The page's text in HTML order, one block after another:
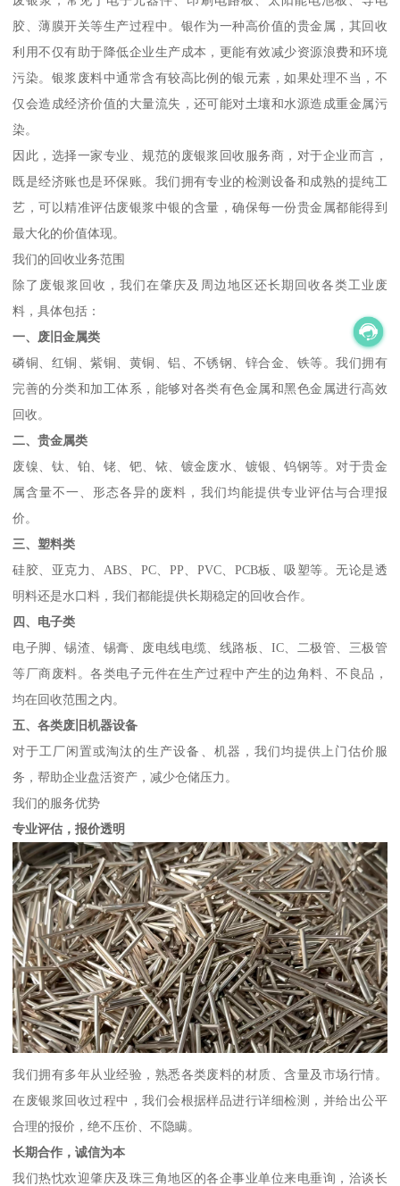
胶、薄膜开关等生产过程中。银作为一种高价值的贵金属，其回收
利用不仅有助于降低企业生产成本，更能有效减少资源浪费和环境
污染。银浆废料中通常含有较高比例的银元素，如果处理不当，不
仅会造成经济价值的大量流失，还可能对土壤和水源造成重金属污
染。
因此，选择一家专业、规范的废银浆回收服务商，对于企业而言，
既是经济账也是环保账。我们拥有专业的检测设备和成熟的提纯工
艺，可以精准评估废银浆中银的含量，确保每一份贵金属都能得到
最大化的价值体现。
我们的回收业务范围
除了废银浆回收，我们在肇庆及周边地区还长期回收各类工业废
料，具体包括：
一、废旧金属类
磷铜、红铜、紫铜、黄铜、铝、不锈钢、锌合金、铁等。我们拥有
完善的分类和加工体系，能够对各类有色金属和黑色金属进行高效
回收。
二、贵金属类
废镍、钛、铂、铑、钯、铱、镀金废水、镀银、钨钢等。对于贵金
属含量不一、形态各异的废料，我们均能提供专业评估与合理报
价。
三、塑料类
硅胶、亚克力、ABS、PC、PP、PVC、PCB板、吸塑等。无论是透
明料还是水口料，我们都能提供长期稳定的回收合作。
四、电子类
电子脚、锡渣、锡膏、废电线电缆、线路板、IC、二极管、三极管
等厂商废料。各类电子元件在生产过程中产生的边角料、不良品，
均在回收范围之内。
五、各类废旧机器设备
对于工厂闲置或淘汰的生产设备、机器，我们均提供上门估价服
务，帮助企业盘活资产，减少仓储压力。
我们的服务优势
专业评估，报价透明
我们拥有多年从业经验，熟悉各类废料的材质、含量及市场行情。
在废银浆回收过程中，我们会根据样品进行详细检测，并给出公平
合理的报价，绝不压价、不隐瞒。
长期合作，诚信为本
我们热忱欢迎肇庆及珠三角地区的各企事业单位来电垂询，洽谈长